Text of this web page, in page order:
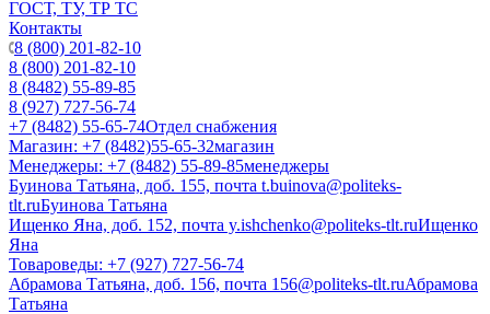
ГОСТ, ТУ, ТР ТС
Контакты
8 (800) 201-82-10
8 (800) 201-82-10
8 (8482) 55-89-85
8 (927) 727-56-74
+7 (8482) 55-65-74Отдел снабжения
Магазин: +7 (8482)55-65-32магазин
Менеджеры: +7 (8482) 55-89-85менеджеры
Буинова Татьяна, доб. 155, почта t.buinova@politeks-
tlt.ruБуинова Татьяна
Ищенко Яна, доб. 152, почта y.ishchenko@politeks-tlt.ruИщенко
Яна
Товароведы: +7 (927) 727-56-74
Абрамова Татьяна, доб. 156, почта 156@politeks-tlt.ruАбрамова
Татьяна